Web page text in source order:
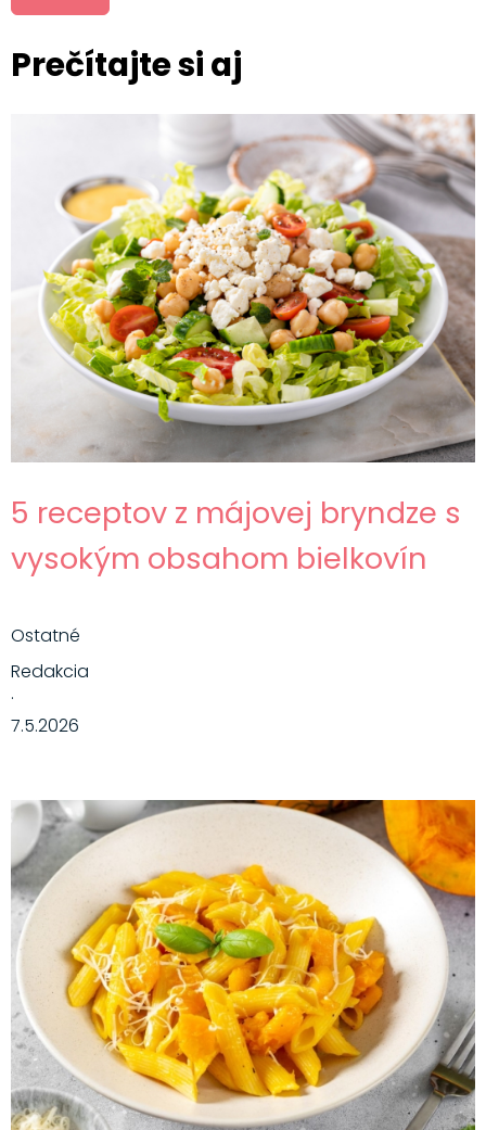
Prečítajte si aj
5 receptov z májovej bryndze s
vysokým obsahom bielkovín
Ostatné
Redakcia
·
7.5.2026